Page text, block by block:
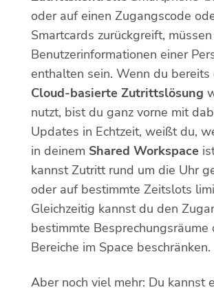
oder auf einen Zugangscode
Smartcards zurückgreift,
Benutzerinformationen einer
enthalten sein. Wenn du bereits
Cloud-basierte Zutrittslösung
nutzt, bist du ganz vorne mit
Updates in Echtzeit, weißt du,
in deinem Shared Workspace
kannst Zutritt rund um die Uhr
oder auf bestimmte Zeitslots
Gleichzeitig kannst du den
bestimmte Besprechungsräume
Bereiche im Space beschränken.
Aber noch viel mehr: Du kannst